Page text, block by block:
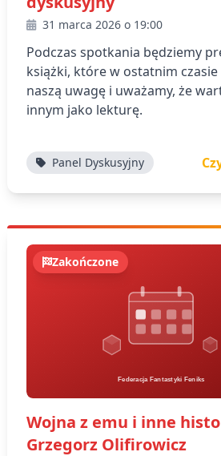
31 marca 2026 o 19:00
Podczas spotkania będziemy
książki, które w ostatnim czasie
naszą uwagę i uważamy, że
innym jako lekturę.
Panel Dyskusyjny
Zakończone
Wojna z emu i inne
Grzegorz Olifirowicz